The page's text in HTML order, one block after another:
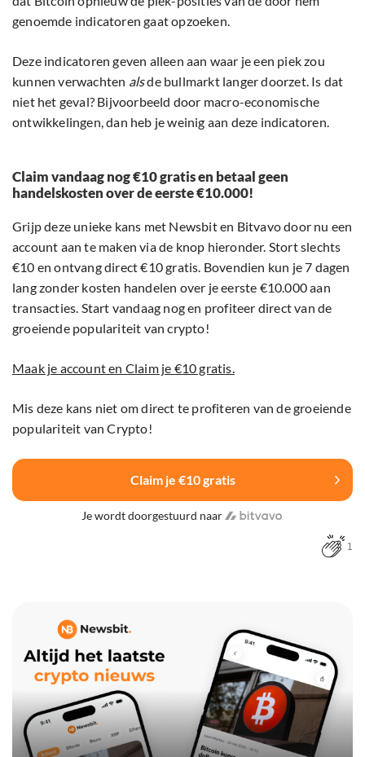
genoemde indicatoren gaat opzoeken.
Deze indicatoren geven alleen aan waar je een piek zou
kunnen verwachten alsde bullmarkt langer doorzet. Is dat
niet het geval? Bijvoorbeeld door macro-economische
ontwikkelingen, dan heb je weinig aan deze indicatoren.
Claim vandaag nog €10 gratis en betaal geen
handelskosten over de eerste €10.000!
Grijp deze unieke kans met Newsbit en Bitvavo door nu een
account aan te maken via de knop hieronder. Stort slechts
€10 en ontvang direct €10 gratis. Bovendien kun je 7 dagen
lang zonder kosten handelen over je eerste €10.000 aan
transacties. Start vandaag nog en profiteer direct van de
groeiende populariteit van crypto!
Maak je account en Claim je €10 gratis.
Mis deze kans niet om direct te profiteren van de groeiende
populariteit van Crypto!
Claim je €10 gratis
Je wordt doorgestuurd naar
1